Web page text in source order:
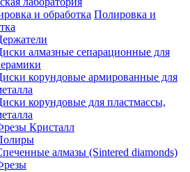
Полировка и
алмазные сепарационные для
корундовые армированные для
корундовые для пластмассы,
Кристалл
алмазы (Sintered diamonds)